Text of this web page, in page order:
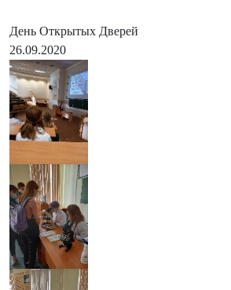
День Открытых Дверей
26.09.2020